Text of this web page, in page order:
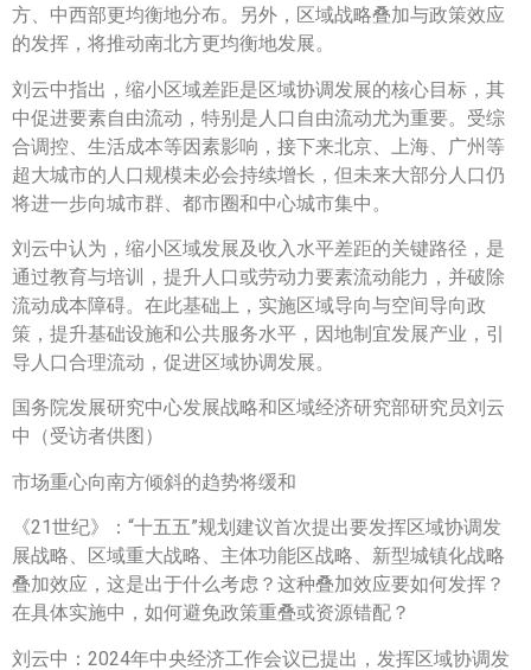
方、中西部更均衡地分布。另外，区域战略叠加与政策效应
的发挥，将推动南北方更均衡地发展。
刘云中指出，缩小区域差距是区域协调发展的核心目标，其
中促进要素自由流动，特别是人口自由流动尤为重要。受综
合调控、生活成本等因素影响，接下来北京、上海、广州等
超大城市的人口规模未必会持续增长，但未来大部分人口仍
将进一步向城市群、都市圈和中心城市集中。
刘云中认为，缩小区域发展及收入水平差距的关键路径，是
通过教育与培训，提升人口或劳动力要素流动能力，并破除
流动成本障碍。在此基础上，实施区域导向与空间导向政
策，提升基础设施和公共服务水平，因地制宜发展产业，引
导人口合理流动，促进区域协调发展。
国务院发展研究中心发展战略和区域经济研究部研究员刘云
中（受访者供图）
市场重心向南方倾斜的趋势将缓和
《21世纪》：“十五五”规划建议首次提出要发挥区域协调发
展战略、区域重大战略、主体功能区战略、新型城镇化战略
叠加效应，这是出于什么考虑？这种叠加效应要如何发挥？
在具体实施中，如何避免政策重叠或资源错配？
刘云中：2024年中央经济工作会议已提出，发挥区域协调发